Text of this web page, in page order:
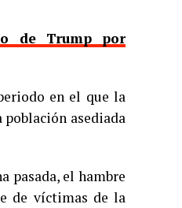
de Trump por
en el que la
población asediada
pasada, el hambre
de víctimas de la